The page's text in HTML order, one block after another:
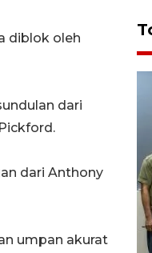
diblok oleh
dari
dari Anthony
umpan akurat